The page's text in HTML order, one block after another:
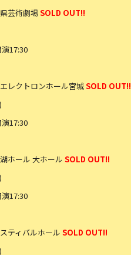
芸術劇場SOLD OUT!!
17:30
エレクトロンホール宮城SOLD OUT!!
17:30
ホール 大ホール SOLD OUT!!
17:30
ティバルホール SOLD OUT!!